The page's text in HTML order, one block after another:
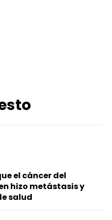
el cáncer del
hizo metástasis y
salud